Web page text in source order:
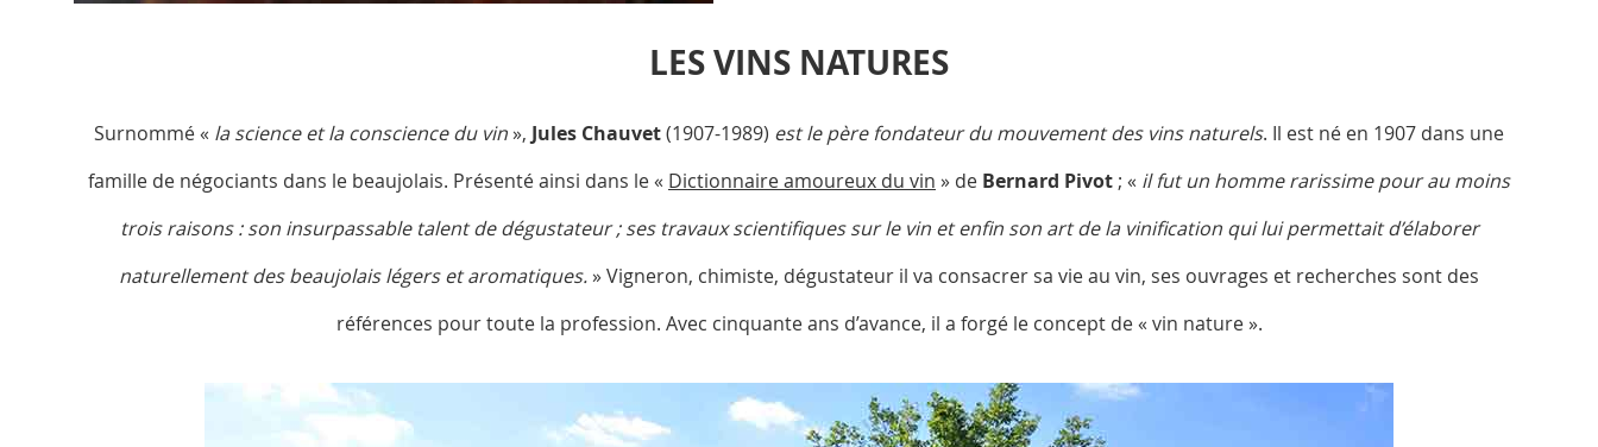
LES VINS NATURES
Surnommé « la science et la conscience du vin», Jules Chauvet(1907-1989) est le père fondateur du mouvement des vins naturels. Il est né en 1907 dans une
famille de négociants dans le beaujolais. Présenté ainsi dans le « Dictionnaire amoureux du vin » de Bernard Pivot ; « il fut un homme rarissime pour au moins
trois raisons : son insurpassable talent de dégustateur ; ses travaux scientifiques sur le vin et enfin son art de la vinification qui lui permettait d’élaborer
naturellement des beaujolais légers et aromatiques.» Vigneron, chimiste, dégustateur il va consacrer sa vie au vin, ses ouvrages et recherches sont des
références pour toute la profession. Avec cinquante ans d’avance, il a forgé le concept de « vin nature ».